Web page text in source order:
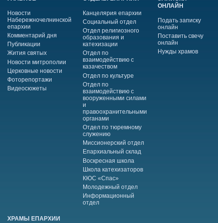
Новости
Набережночелнинской
епархии
Комментарий дня
Публикации
Жития святых
Новости митрополии
Церковные новости
Фоторепортажи
Видеосюжеты
Канцелярия епархии
Социальный отдел
Отдел религиозного
образования и
катехизации
Отдел по
взаимодействию с
казачеством
Отдел по культуре
Отдел по
взаимодействию с
вооруженными силами
и
правоохранительными
органами
Отдел по тюремному
служению
Миссионерский отдел
Епархиальный склад
Воскресная школа
Школа катехизаторов
КЮС «Спас»
Молодежный отдел
Информационный
отдел
ОНЛАЙН
Подать записку
онлайн
Поставить свечу
онлайн
Нужды храмов
ХРАМЫ ЕПАРХИИ